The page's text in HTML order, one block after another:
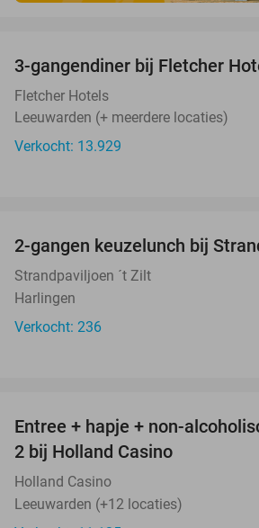
3-gangendiner bij Fletcher
Fletcher Hotels
Leeuwarden (+ meerdere locaties)
Verkocht: 13.929
2-gangen keuzelunch bij
Strandpaviljoen ´t Zilt
Harlingen
Verkocht: 236
Entree + hapje + non-
2 bij Holland Casino
Holland Casino
Leeuwarden (+12 locaties)